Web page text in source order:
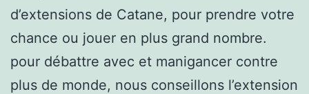
d’extensions de Catane, pour prendre votre
chance ou jouer en plus grand nombre.
pour débattre avec et manigancer contre
plus de monde, nous conseillons l’extension